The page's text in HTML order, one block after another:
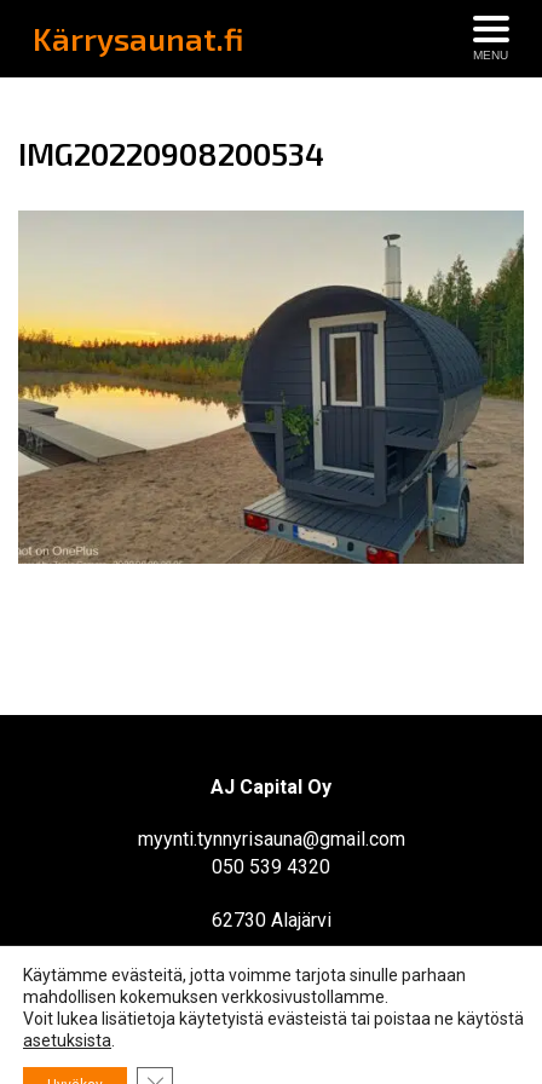
Kärrysaunat.fi MENU
IMG20220908200534
AJ Capital Oy
myynti.tynnyrisauna@gmail.com
050 539 4320
62730 Alajärvi
Käytämme evästeitä, jotta voimme tarjota sinulle parhaan
mahdollisen kokemuksen verkkosivustollamme.
Voit lukea lisätietoja käytetyistä evästeistä tai poistaa ne käytöstä
asetuksista